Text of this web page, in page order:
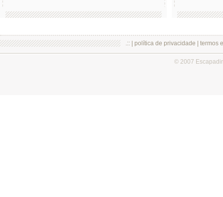
.:: | política de privacidade termos
© 2007